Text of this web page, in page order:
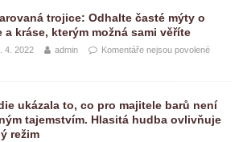
trojice: Odhalte časté mýty o
a kráse, kterým možná sami věříte
4. 2022 admin Komentáře nejsou povolené
ukázala to, co pro majitele barů není
tajemstvím. Hlasitá hudba ovlivňuje
režim